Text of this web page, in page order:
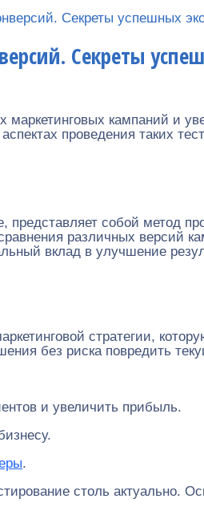
Секреты успешных
Секреты
кампаний и
проведения таких
представляет собой метод
различных версий
вклад в улучшение
стратегии,
без риска повредить
и увеличить прибыль.
.
столь актуально.